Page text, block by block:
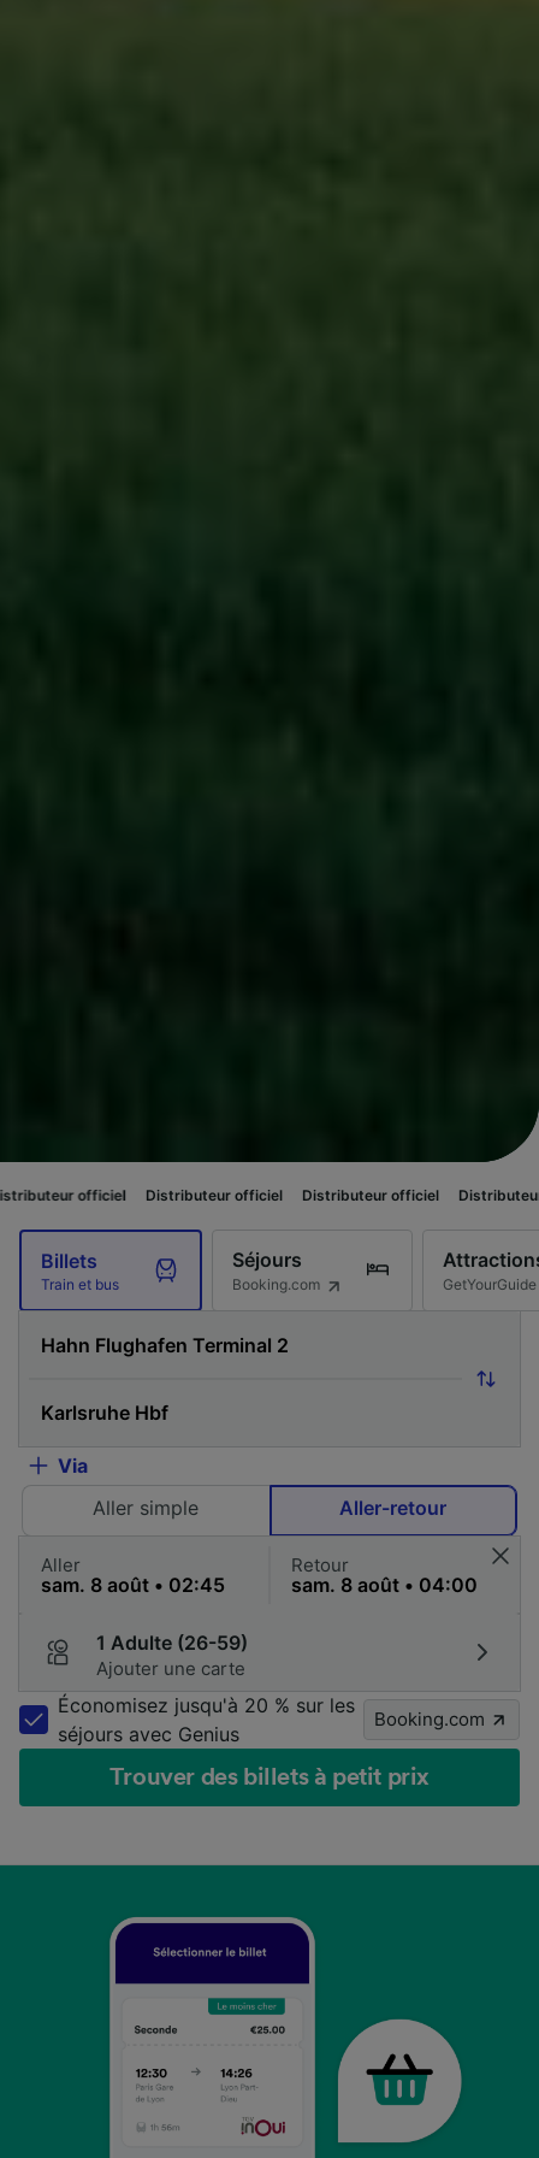
Distributeur officiel Distributeur officiel Distributeur officiel
Billets
Train et bus
Séjours
Booking.com GetYourGuide
Via
Aller simple
Aller-retour
Aller Retour
1 Adulte (26-59)
Ajouter une carte
Économisez jusqu'à 20 % sur les
séjours avec Genius
Booking.com
Trouver des billets à petit prix